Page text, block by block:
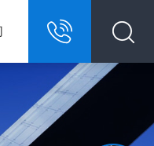
13967146609